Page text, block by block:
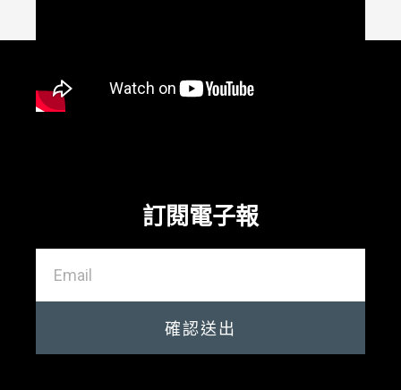
訂閱電子報
確認送出